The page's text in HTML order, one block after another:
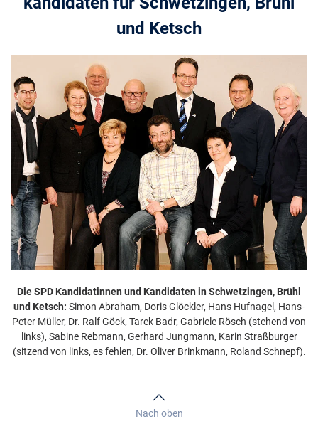
und Ketsch
Die SPD Kandidatinnen und Kandidaten in Schwetzingen, Brühl
und Ketsch: Simon Abraham, Doris Glöckler, Hans Hufnagel, Hans-
Peter Müller, Dr. Ralf Göck, Tarek Badr, Gabriele Rösch (stehend von
links), Sabine Rebmann, Gerhard Jungmann, Karin Straßburger
(sitzend von links, es fehlen, Dr. Oliver Brinkmann, Roland Schnepf).
Nach oben